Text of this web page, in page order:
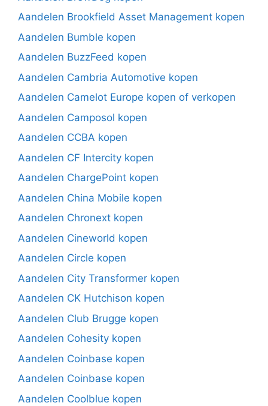
Aandelen Brookfield Asset Management kopen
Aandelen Bumble kopen
Aandelen BuzzFeed kopen
Aandelen Cambria Automotive kopen
Aandelen Camelot Europe kopen of verkopen
Aandelen Camposol kopen
Aandelen CCBA kopen
Aandelen CF Intercity kopen
Aandelen ChargePoint kopen
Aandelen China Mobile kopen
Aandelen Chronext kopen
Aandelen Cineworld kopen
Aandelen Circle kopen
Aandelen City Transformer kopen
Aandelen CK Hutchison kopen
Aandelen Club Brugge kopen
Aandelen Cohesity kopen
Aandelen Coinbase kopen
Aandelen Coinbase kopen
Aandelen Coolblue kopen